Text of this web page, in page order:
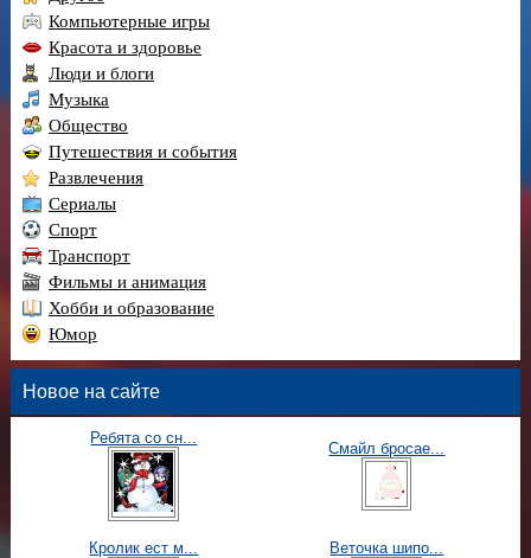
Компьютерные игры
Красота и здоровье
Люди и блоги
Музыка
Общество
Путешествия и события
Развлечения
Сериалы
Спорт
Транспорт
Фильмы и анимация
Хобби и образование
Юмор
Новое на сайте
Ребята со сн...
Смайл бросае...
Кролик ест м... Веточка шипо...